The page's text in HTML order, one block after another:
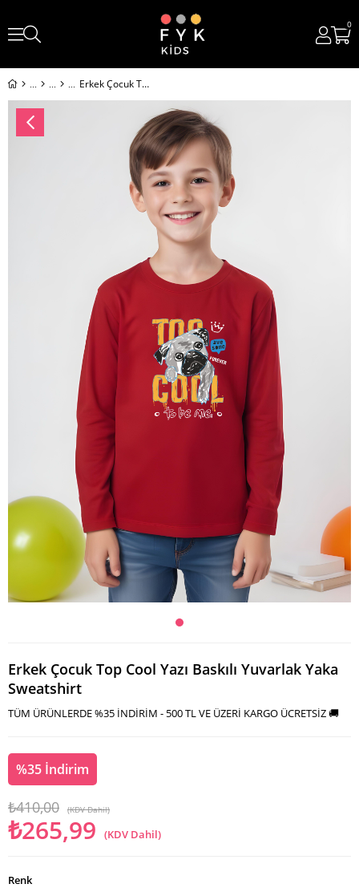
0
Erkek Çocuk Top Cool Yazı Baskılı Yuvarlak Yaka Sweatshirt
Erkek Çocuk Top Cool Yazı Baskılı Yuvarlak Yaka
Sweatshirt
TÜM ÜRÜNLERDE %35 İNDİRİM - 500 TL VE ÜZERİ KARGO ÜCRETSİZ 🚚
%35 İndirim
₺410,00 (KDV Dahil)
₺265,99 (KDV Dahil)
Renk